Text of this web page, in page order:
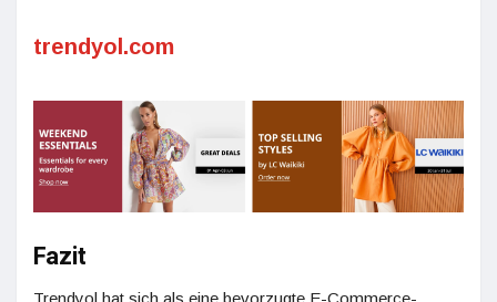
trendyol.com
Fazit
Trendyol hat sich als eine bevorzugte E-Commerce-